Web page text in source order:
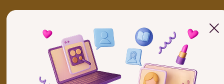
ОНЛАЙН КУРСЫ
Если вы заинтересованы в открытии школы по франшизе, то